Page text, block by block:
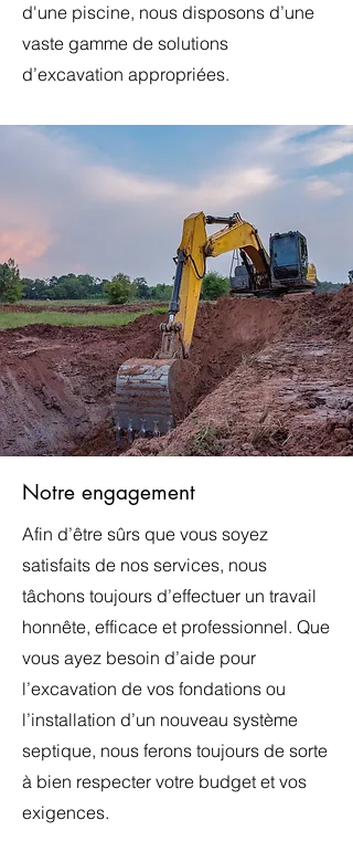
d'une piscine, nous disposons d’une
vaste gamme de solutions
d’excavation appropriées.
Notre engagement
Afin d’être sûrs que vous soyez
satisfaits de nos services, nous
tâchons toujours d’effectuer un travail
honnête, efficace et professionnel. Que
vous ayez besoin d’aide pour
l’excavation de vos fondations ou
l’installation d’un nouveau système
septique, nous ferons toujours de sorte
à bien respecter votre budget et vos
exigences.